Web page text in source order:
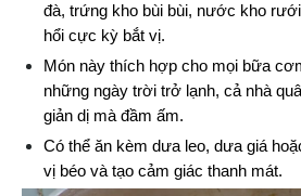
đà, trứng kho bùi bùi, nước kho
hổi cực kỳ bắt vị.
Món này thích hợp cho mọi bữa
những ngày trời trở lạnh, cả nhà
giản dị mà đầm ấm.
Có thể ăn kèm dưa leo, dưa giá
vị béo và tạo cảm giác thanh mát.